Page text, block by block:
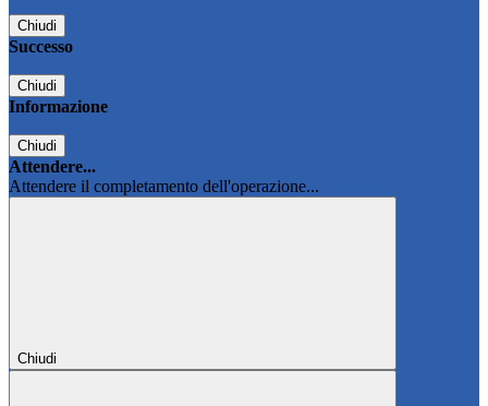
Chiudi
Successo
Chiudi
Informazione
Chiudi
Attendere...
Attendere il completamento dell'operazione...
Chiudi